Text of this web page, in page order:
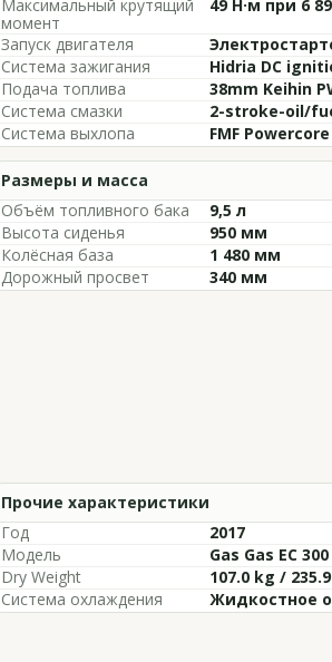
Максимальный крутящий
момент
49 Н·м при 6
Запуск двигателя
Система зажигания
Hidria DC
Подача топлива
38mm Keihin
Система смазки
2-stroke-oil/
Система выхлопа
FMF
Размеры и масса
Объём топливного бака
9,5 л
Высота сиденья
950 мм
Колёсная база
1 480 мм
Дорожный просвет
340 мм
Прочие характеристики
Год
2017
Модель
Gas Gas EC 300
Dry Weight
107.0 kg /
Система охлаждения
Жидкостное